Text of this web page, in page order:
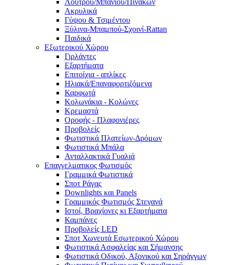
Λουτρού/Μπάνιου/Πινάκων
Ακρυλικά
Γύψου & Τσιμέντου
Ξύλινα-Μπαμπού-Σχοινί-Rattan
Παιδικά
Εξωτερικού Χώρου
Γιρλάντες
Εξαρτήματα
Επιτοίχια - απλίκες
Ηλιακά/Επαναφορτιζόμενα
Καρφωτά
Κολωνάκια - Κολώνες
Κρεμαστά
Οροφής - Πλαφονιέρες
Προβολείς
Φωτιστικά Πλατείων-Δρόμων
Φωτιστικά Μπάλα
Ανταλλακτικά Γυαλιά
Επαγγελματικος Φωτισμός
Γραμμικά Φωτιστικά
Σποτ Ράγας
Downlights και Panels
Γραμμικός Φωτισμός Στεγανά
Ιστοί, Βραχίονες κι Εξαρτήματα
Καμπάνες
Προβολείς LED
Σποτ Χωνευτά Εσωτερικού Χώρου
Φωτιστικά Ασφαλείας και Σήμανσης
Φωτιστικά Οδικού, Αξονικού και Σηράγγων